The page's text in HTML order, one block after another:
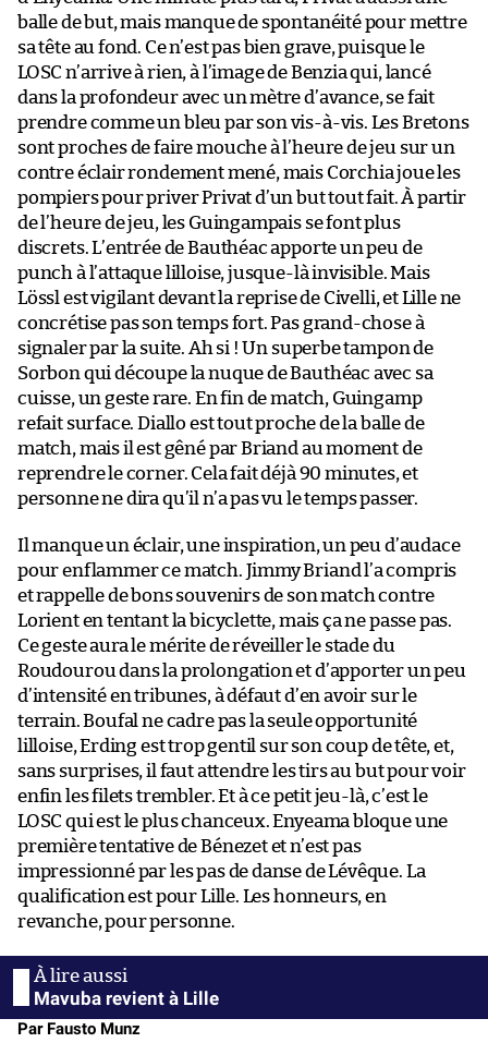
balle de but, mais manque de spontanéité pour mettre
sa tête au fond. Ce n’est pas bien grave, puisque le
LOSC n’arrive à rien, à l’image de Benzia qui, lancé
dans la profondeur avec un mètre d’avance, se fait
prendre comme un bleu par son vis-à-vis. Les Bretons
sont proches de faire mouche à l’heure de jeu sur un
contre éclair rondement mené, mais Corchia joue les
pompiers pour priver Privat d’un but tout fait. À partir
de l’heure de jeu, les Guingampais se font plus
discrets. L’entrée de Bauthéac apporte un peu de
punch à l’attaque lilloise, jusque-là invisible. Mais
Lössl est vigilant devant la reprise de Civelli, et Lille ne
concrétise pas son temps fort. Pas grand-chose à
signaler par la suite. Ah si ! Un superbe tampon de
Sorbon qui découpe la nuque de Bauthéac avec sa
cuisse, un geste rare. En fin de match, Guingamp
refait surface. Diallo est tout proche de la balle de
match, mais il est gêné par Briand au moment de
reprendre le corner. Cela fait déjà 90 minutes, et
personne ne dira qu’il n’a pas vu le temps passer.
Il manque un éclair, une inspiration, un peu d’audace
pour enflammer ce match. Jimmy Briand l’a compris
et rappelle de bons souvenirs de son match contre
Lorient en tentant la bicyclette, mais ça ne passe pas.
Ce geste aura le mérite de réveiller le stade du
Roudourou dans la prolongation et d’apporter un peu
d’intensité en tribunes, à défaut d’en avoir sur le
terrain. Boufal ne cadre pas la seule opportunité
lilloise, Erding est trop gentil sur son coup de tête, et,
sans surprises, il faut attendre les tirs au but pour voir
enfin les filets trembler. Et à ce petit jeu-là, c’est le
LOSC qui est le plus chanceux. Enyeama bloque une
première tentative de Bénezet et n’est pas
impressionné par les pas de danse de Lévêque. La
qualification est pour Lille. Les honneurs, en
revanche, pour personne.
Mavuba revient à Lille
Par Fausto Munz